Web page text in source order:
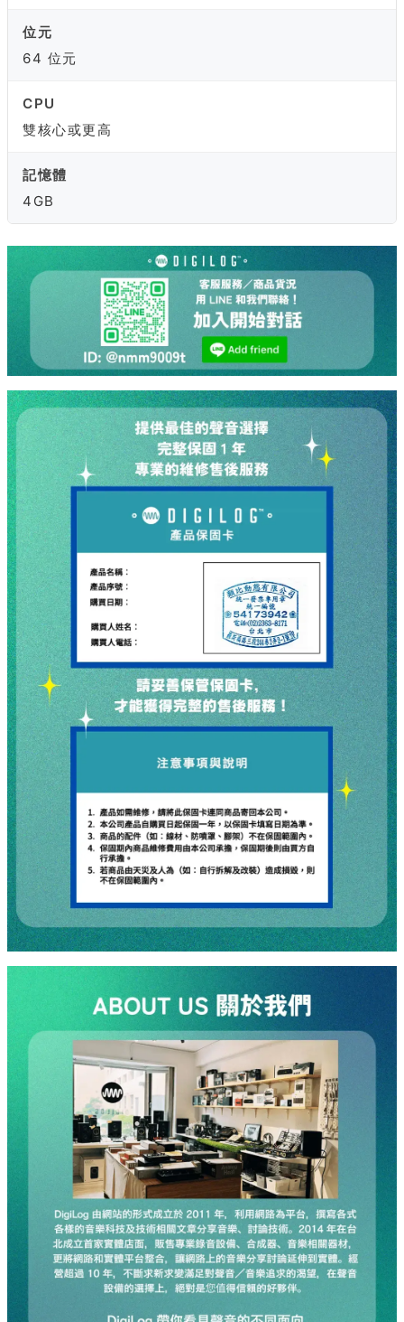
位元
64 位元
CPU
雙核心或更高
記憶體
4GB